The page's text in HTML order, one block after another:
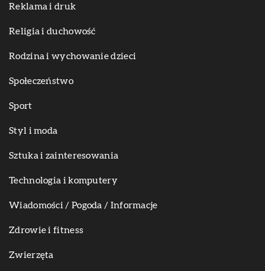
Reklama i druk
Religia i duchowość
Rodzina i wychowanie dzieci
Społeczeństwo
Sport
Styl i moda
Sztuka i zainteresowania
Technologia i komputery
Wiadomości / Pogoda / Informacje
Zdrowie i fitness
Zwierzęta